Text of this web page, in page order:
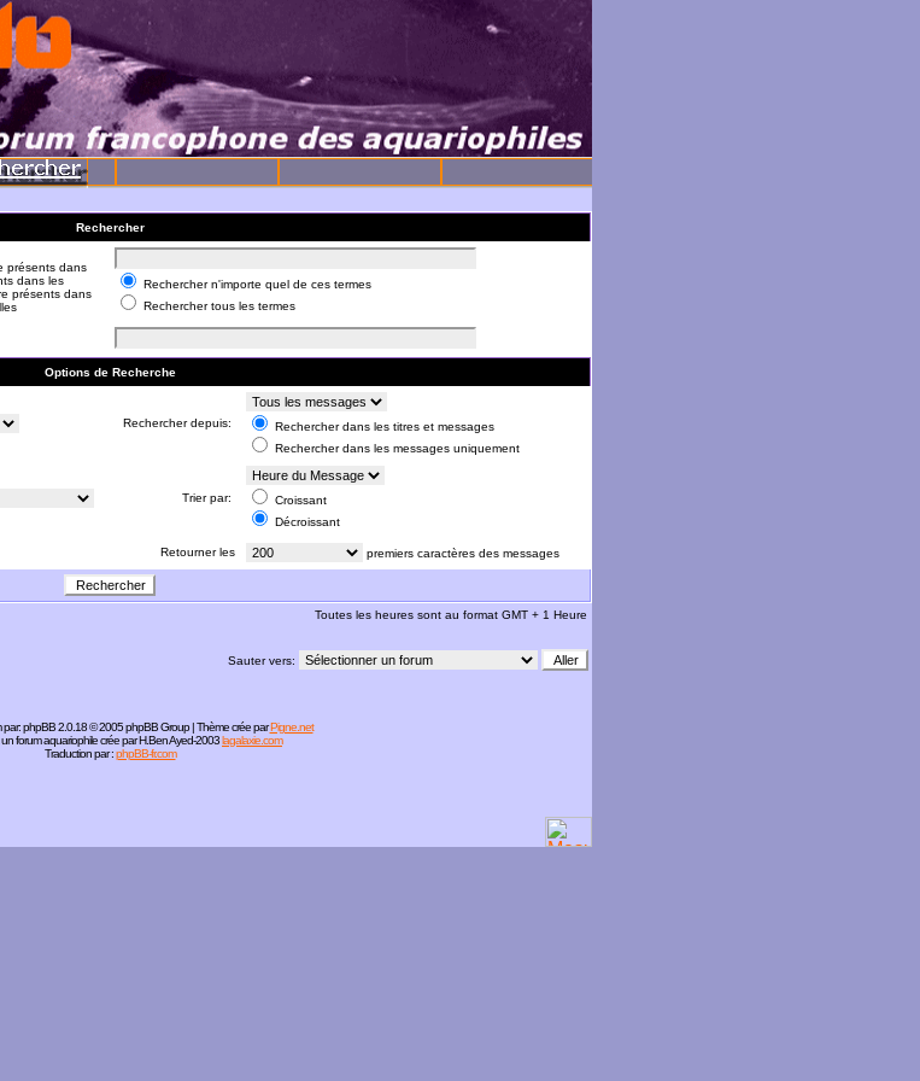
Rechercher
présents dans
dans les
présents dans
Rechercher n'importe quel de ces termes
Rechercher tous les termes
Options de Recherche
Rechercher depuis:
Rechercher dans les titres et messages
Rechercher dans les messages uniquement
Trier par:
Croissant
Décroissant
Retourner les premiers caractères des messages
Toutes les heures sont au format GMT + 1 Heure
Sauter vers:
par:phpBB2.0.18 © 2005 phpBB Group | Thème crée parPigne.net
un forum aquariophile crée par H.Ben Ayed-2003lagalaxie.com
Traduction par :phpBB-fr.com